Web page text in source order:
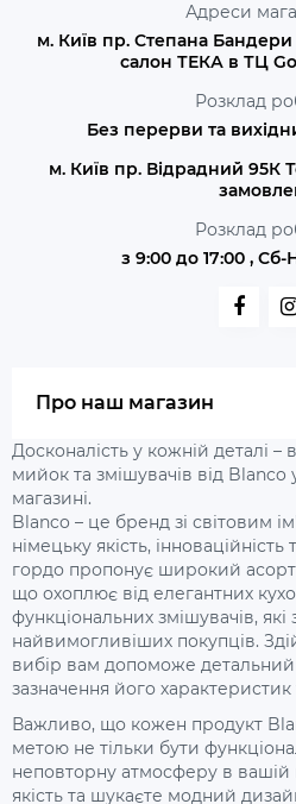
Адреси
м. Київ пр. Степана
салон ТЕКА в ТЦ
Розклад
Без перерви та
м. Київ пр. Відрадний 95К Точка видачі інтернет
Розклад
з 9:00 до 17:00 ,
Про наш магазин
Досконалість у кожній деталі –
мийок та змішувачів від
магазині.
Blanco – це бренд зі світовим
німецьку якість,
гордо пропонує широкий
що охоплює від елегантних
функціональних змішувачів,
найвимогливіших покупців.
вибір вам допоможе
зазначення його характеристик
Важливо, що кожен продукт
метою не тільки бути
неповторну атмосферу в вашій
якість та шукаєте модний